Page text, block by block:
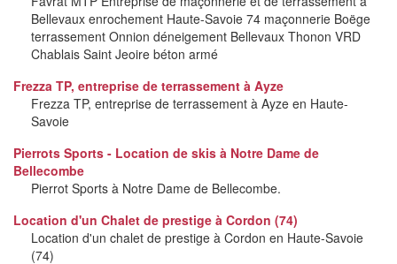
Bellevaux enrochement Haute-Savoie 74 maçonnerie Boëge
terrassement Onnion déneigement Bellevaux Thonon VRD
Chablais Saint Jeoire béton armé
Frezza TP, entreprise de terrassement à Ayze
Frezza TP, entreprise de terrassement à Ayze en Haute-
Savoie
Pierrots Sports - Location de skis à Notre Dame de
Bellecombe
Pierrot Sports à Notre Dame de Bellecombe.
Location d'un Chalet de prestige à Cordon (74)
Location d'un chalet de prestige à Cordon en Haute-Savoie
(74)